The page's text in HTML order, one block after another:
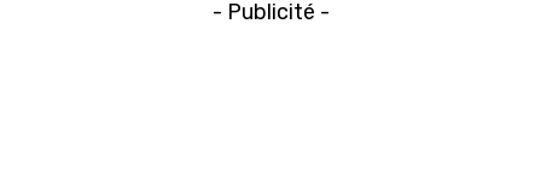
- Publicité -